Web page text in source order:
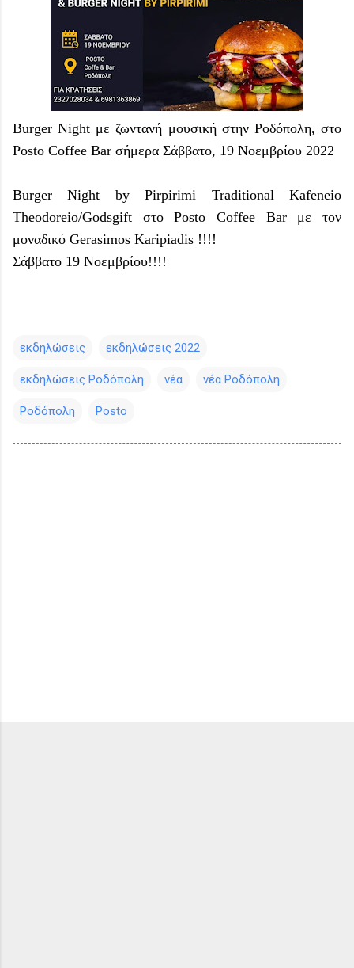
Burger Night με ζωντανή μουσική στην Ροδόπολη, στο
Posto Coffee Bar σήμερα Σάββατο, 19 Νοεμβρίου 2022
Burger Night by Pirpirimi Traditional Kafeneio
Theodoreio/Godsgift στο Posto Coffee Bar με τον
μοναδικό Gerasimos Karipiadis !!!!
Σάββατο 19 Νοεμβρίου!!!!
εκδηλώσεις εκδηλώσεις 2022
εκδηλώσεις Ροδόπολη νέα νέα Ροδόπολη
Ροδόπολη Posto